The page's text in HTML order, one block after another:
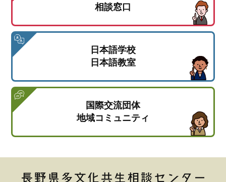
相談窓口
日本語学校
日本語教室
国際交流団体
地域コミュニティ